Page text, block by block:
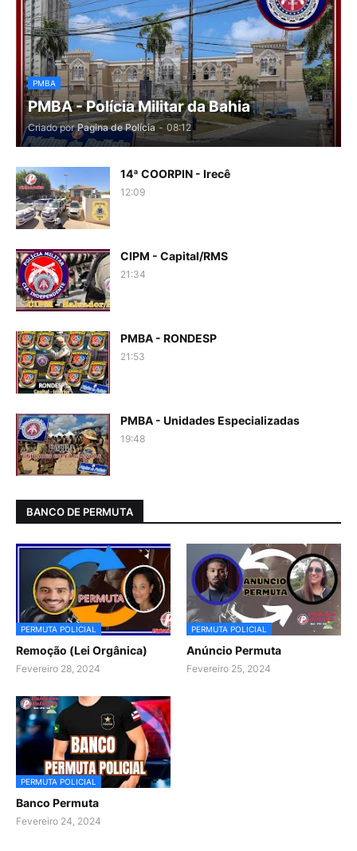
PMBA
PMBA - Polícia Militar da Bahia
Criado por Pagina de Polícia - 08:12
14ª COORPIN - Irecê
12:09
CIPM - Capital/RMS
21:34
PMBA - RONDESP
21:53
PMBA - Unidades Especializadas
19:48
BANCO DE PERMUTA
PERMUTA POLICIAL
Remoção (Lei Orgânica)
Fevereiro 28, 2024
PERMUTA POLICIAL
Anúncio Permuta
Fevereiro 25, 2024
PERMUTA POLICIAL
Banco Permuta
Fevereiro 24, 2024